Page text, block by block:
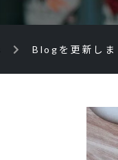
Blogを更新し